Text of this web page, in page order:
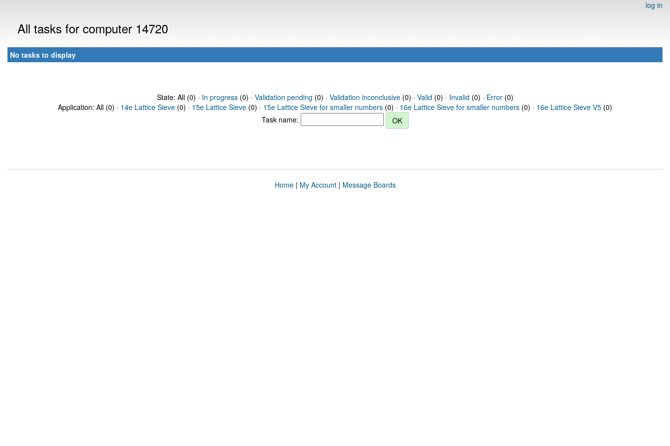
log in
All tasks for computer 14720
No tasks to display
State: All (0) · In progress(0) · Validation pending (0) · Validation inconclusive(0) · Valid (0) · Invalid (0) · Error(0)
Application: All (0) · 14e Lattice Sieve (0) · 15e Lattice Sieve (0) · 15e Lattice Sieve for smaller numbers (0) · 16e Lattice Sieve for smaller numbers (0) · 16e Lattice Sieve V5 (0)
Task name:
Home| My Account| Message Boards